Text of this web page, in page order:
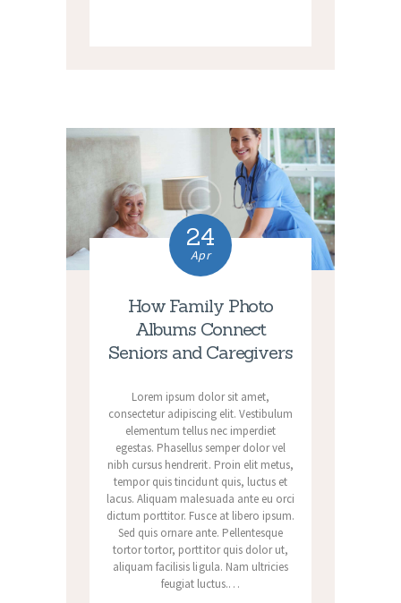
24
Apr
How Family Photo
Albums Connect
Seniors and Caregivers
Lorem ipsum dolor sit amet,
consectetur adipiscing elit. Vestibulum
elementum tellus nec imperdiet
egestas. Phasellus semper dolor vel
nibh cursus hendrerit. Proin elit metus,
tempor quis tincidunt quis, luctus et
lacus. Aliquam malesuada ante eu orci
dictum porttitor. Fusce at libero ipsum.
Sed quis ornare ante. Pellentesque
tortor tortor, porttitor quis dolor ut,
aliquam facilisis ligula. Nam ultricies
feugiat luctus.…